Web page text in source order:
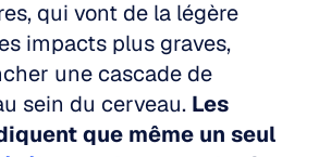
qui vont de la légère
impacts plus graves,
une cascade de
sein du cerveau. Les